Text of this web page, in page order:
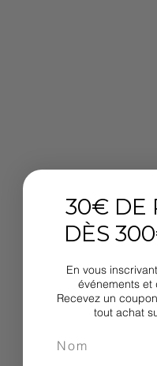
30€ DE
DÈS
En vous
événements et
Recevez un
tout achat